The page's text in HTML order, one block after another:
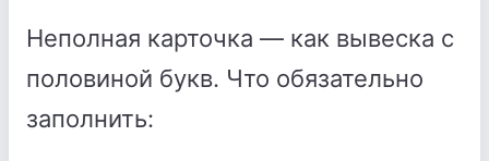
Неполная карточка — как вывеска с
половиной букв. Что обязательно
заполнить: